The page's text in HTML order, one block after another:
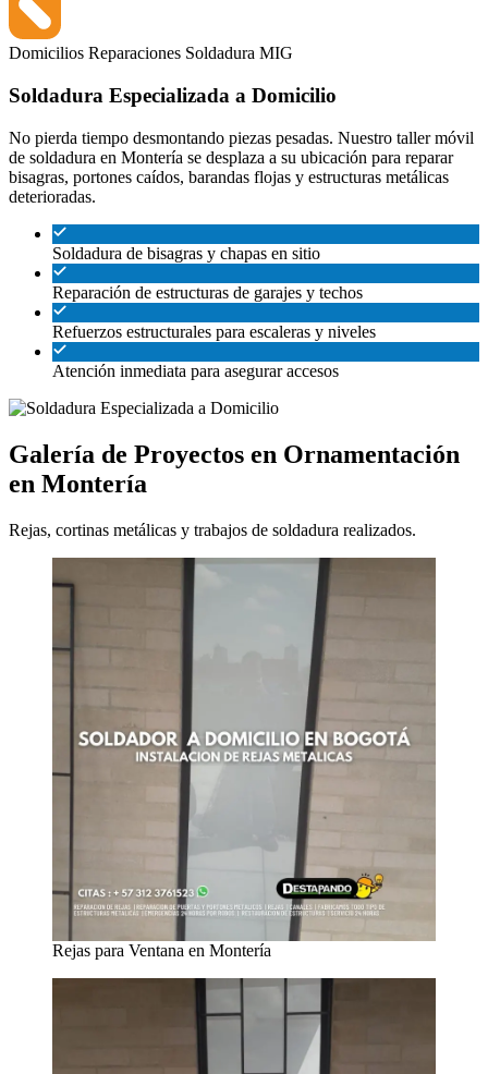
Domicilios Reparaciones Soldadura MIG
Soldadura Especializada a Domicilio
No pierda tiempo desmontando piezas pesadas. Nuestro taller móvil
de soldadura en Montería se desplaza a su ubicación para reparar
bisagras, portones caídos, barandas flojas y estructuras metálicas
deterioradas.
Soldadura de bisagras y chapas en sitio
Reparación de estructuras de garajes y techos
Refuerzos estructurales para escaleras y niveles
Atención inmediata para asegurar accesos
Galería de Proyectos en Ornamentación
en Montería
Rejas, cortinas metálicas y trabajos de soldadura realizados.
Rejas para Ventana en Montería